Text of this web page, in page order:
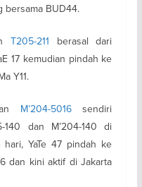
bersama BUD44.
T205-211 berasal dari
17 kemudian pindah ke
Y11.
M’204-5016sendiri
140 dan M’204-140 di
hari, YaTe 47 pindah ke
dan kini aktif di Jakarta